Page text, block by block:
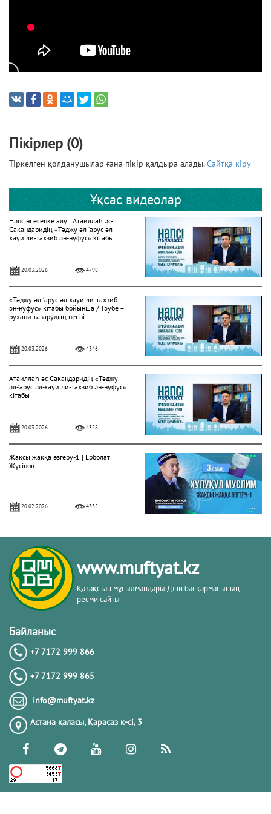
Пікірлер (0)
Тіркелген қолданушылар ғана пікір қалдыра алады.Сайтқа кіру
Ұқсас видеолар
Нәпсіні есепке алу | Атаиллаһ әс-
Сакандаридің «Тәджу әл-‘арус әл-
хауи ли-тахзиб ән-нуфус» кітабы
20.03.2026 4798
«Тәджу әл-‘арус әл-хауи ли-тахзиб
ән-нуфус» кітабы бойынша / Тәубе –
рухани тазарудың негізі
20.03.2026 4346
Атаиллаһ әс-Сакандаридің «Тәджу
әл-‘арус әл-хауи ли-тахзиб ән-нуфус»
кітабы
20.03.2026 4328
Жақсы жаққа өзгеру-1 | Ерболат
Жүсіпов
20.02.2026 4335
Жүрек сырлары 2-дәріс. Тәубе
тақырыбы. Әр-рисала әл-Қушайрия
кітабы негізінде
20.02.2026
20.02.2026
РАМАЗАН – РАХЫМ, КЕШІРІМ ЖӘНЕ
ТОЗАҚТАН ҚҰТЫЛУ АЙЫ
19.02.2026 7540
РАМАЗАН ҚАРСАҢЫНДАҒЫ
www.muftyat.kz
Қазақстан мұсылмандары Діни басқармасының
ресми сайты
Байланыс
+7 7172 999 866
+7 7172 999 865
info@muftyat.kz
Астана қаласы, Қарасаз к-сi, 3